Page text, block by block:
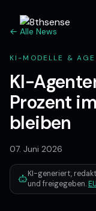
← Alle News
KI-MODELLE &
KI-
Prozent
bleiben
07. Juni 2026
KI-generiert,
und freigegeben.